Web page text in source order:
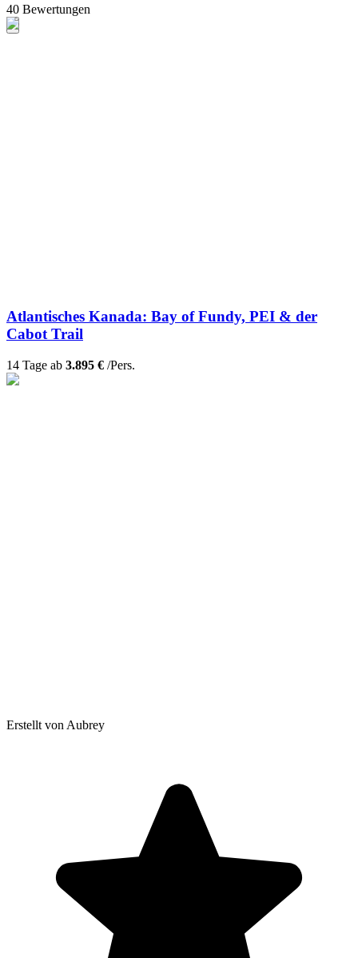
40 Bewertungen
Atlantisches Kanada: Bay of Fundy, PEI & der
Cabot Trail
14 Tage ab 3.895 € /Pers.
Erstellt von Aubrey